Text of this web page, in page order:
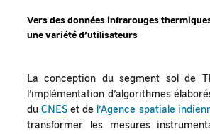
Vers des données infrarouges
une variété d’utilisateurs
La conception du segment sol de
l’implémentation d’algorithmes
duCNES et de l’Agence spatiale
transformer les mesures